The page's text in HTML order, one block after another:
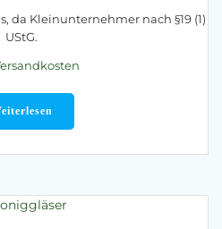
da Kleinunternehmer nach §19 (1)
UStG.